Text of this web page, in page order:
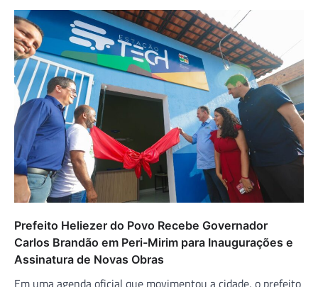
Prefeito Heliezer do Povo Recebe Governador
Carlos Brandão em Peri-Mirim para Inaugurações e
Assinatura de Novas Obras
Em uma agenda oficial que movimentou a cidade, o prefeito